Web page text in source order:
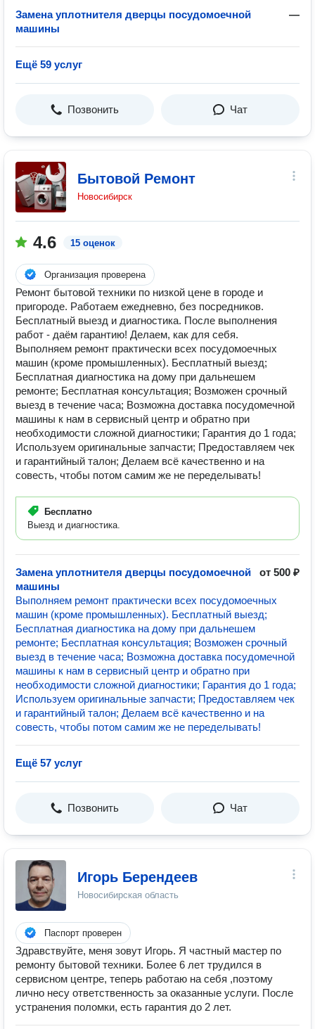
Замена уплотнителя дверцы посудомоечной
машины
—
Ещё 59 услуг
Позвонить Чат
Бытовой Ремонт
Новосибирск
4.6 15 оценок
Организация проверена
Ремонт бытовой техники по низкой цене в городе и
пригороде. Работаем ежедневно, без посредников.
Бесплатный выезд и диагностика. После выполнения
работ - даём гарантию! Делаем, как для себя.
Выполняем ремонт практически всех посудомоечных
машин (кроме промышленных). Бесплатный выезд;
Бесплатная диагностика на дому при дальнешем
ремонте; Бесплатная консультация; Возможен срочный
выезд в течение часа; Возможна доставка посудомечной
машины к нам в сервисный центр и обратно при
необходимости сложной диагностики; Гарантия до 1 года;
Используем оригинальные запчасти; Предоставляем чек
и гарантийный талон; Делаем всё качественно и на
совесть, чтобы потом самим же не переделывать!
Бесплатно
Выезд и диагностика.
Замена уплотнителя дверцы посудомоечной
машины
от 500 ₽
Выполняем ремонт практически всех посудомоечных
машин (кроме промышленных). Бесплатный выезд;
Бесплатная диагностика на дому при дальнешем
ремонте; Бесплатная консультация; Возможен срочный
выезд в течение часа; Возможна доставка посудомечной
машины к нам в сервисный центр и обратно при
необходимости сложной диагностики; Гарантия до 1 года;
Используем оригинальные запчасти; Предоставляем чек
и гарантийный талон; Делаем всё качественно и на
совесть, чтобы потом самим же не переделывать!
Ещё 57 услуг
Позвонить Чат
Игорь Берендеев
Новосибирская область
Паспорт проверен
Здравствуйте, меня зовут Игорь. Я частный мастер по
ремонту бытовой техники. Более 6 лет трудился в
сервисном центре, теперь работаю на себя ,поэтому
лично несу ответственность за оказанные услуги. После
устранения поломки, есть гарантия до 2 лет.